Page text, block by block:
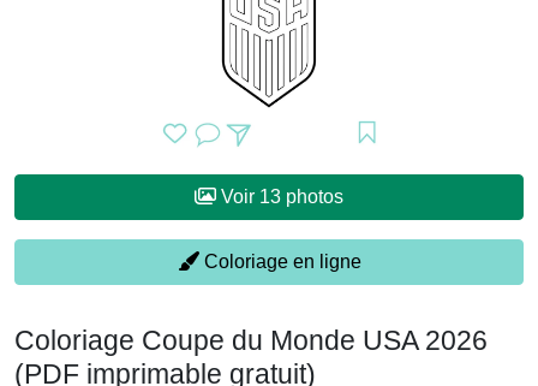
Voir 13 photos
Coloriage en ligne
Coloriage Coupe du Monde USA 2026
(PDF imprimable gratuit)